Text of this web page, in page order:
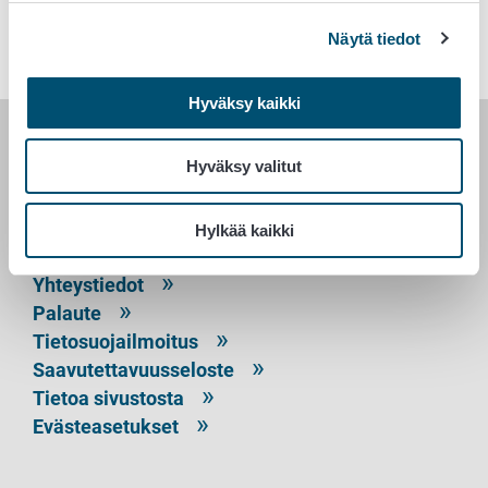
Näytä tiedot
Hyväksy kaikki
Hyväksy valitut
Hylkää kaikki
RUOKAVIRASTO
PL 100
00027 RUOKAVIRASTO
Yhteystiedot
Palaute
Tietosuojailmoitus
Saavutettavuusseloste
Tietoa sivustosta
Evästeasetukset